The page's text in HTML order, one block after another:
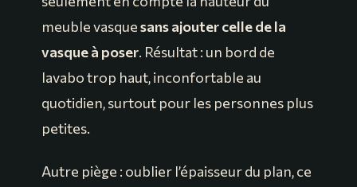
meuble vasquesans ajouter celle de la
vasque à poser. Résultat : un bord de
lavabo trop haut, inconfortable au
quotidien, surtout pour les personnes plus
petites.
Autre piège : oublier l’épaisseur du plan, ce